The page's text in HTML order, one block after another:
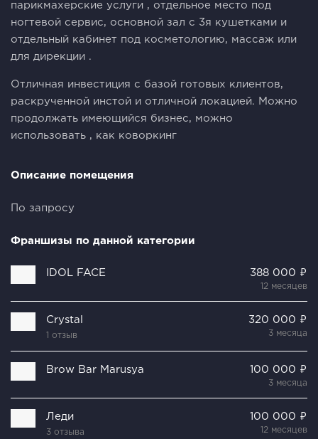
парикмахерские услуги , отдельное место под
ногтевой сервис, основной зал с 3я кушетками и
отдельный кабинет под косметологию, массаж или
для дирекции .
Отличная инвестиция с базой готовых клиентов,
раскрученной инстой и отличной локацией. Можно
продолжать имеющийся бизнес, можно
использовать , как коворкинг
Описание помещения
По запросу
Франшизы по данной категории
IDOL FACE 388 000 ₽
12 месяцев
Crystal
1 отзыв
320 000 ₽
3 месяца
Brow Bar Marusya 100 000 ₽
3 месяца
Леди
3 отзыва
100 000 ₽
12 месяцев